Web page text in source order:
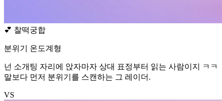
💕 찰떡궁합
분위기 온도계형
넌 소개팅 자리에 앉자마자 상대 표정부터 읽는 사람이지 ㅋㅋ
말보다 먼저 분위기를 스캔하는 그 레이더.
VS